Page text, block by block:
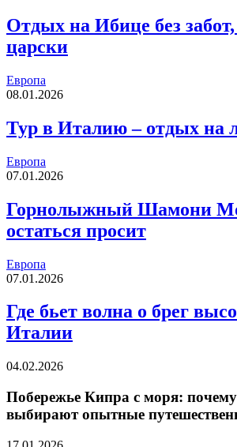
Отдых на Ибице без
царски
Европа
08.01.2026
Тур в Италию – отдых на
Европа
07.01.2026
Горнолыжный Шамони
остаться просит
Европа
07.01.2026
Где бьет волна о брег
Италии
04.02.2026
Побережье Кипра с моря:
выбирают опытные